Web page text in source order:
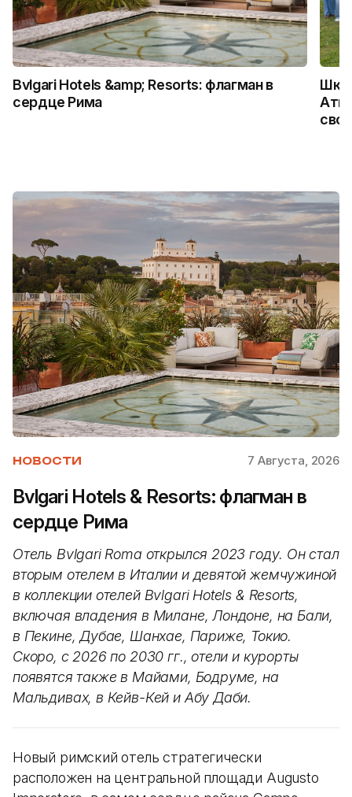
Bvlgari Hotels &amp; Resorts: флагман в
сердце Рима
НОВОСТИ 7 Августа, 2026
Bvlgari Hotels & Resorts: флагман в
сердце Рима
Отель Bvlgari Roma открылся 2023 году. Он стал
вторым отелем в Италии и девятой жемчужиной
в коллекции отелей Bvlgari Hotels & Resorts,
включая владения в Милане, Лондоне, на Бали,
в Пекине, Дубае, Шанхае, Париже, Токио.
Скоро, с 2026 по 2030 гг., отели и курорты
появятся также в Майами, Бодруме, на
Мальдивах, в Кейв-Кей и Абу Даби.
Новый римский отель стратегически
расположен на центральной площади Augusto